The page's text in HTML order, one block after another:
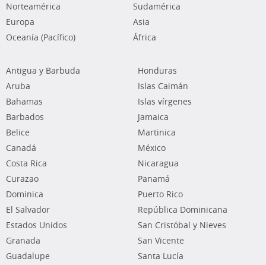
Norteamérica
Sudamérica
Europa
Asia
Oceanía (Pacífico)
África
Antigua y Barbuda
Aruba
Bahamas
Barbados
Belice
Canadá
Costa Rica
Curazao
Dominica
El Salvador
Estados Unidos
Granada
Guadalupe
Honduras
Islas Caimán
Islas vírgenes
Jamaica
Martinica
México
Nicaragua
Panamá
Puerto Rico
República Dominicana
San Cristóbal y Nieves
San Vicente
Santa Lucía